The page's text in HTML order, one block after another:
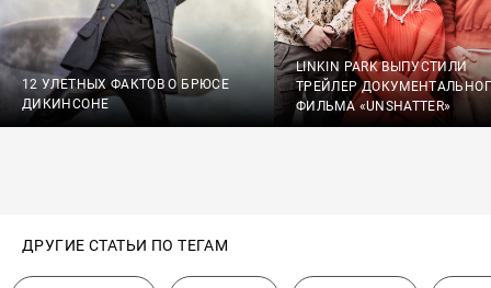
12 УЛЕТНЫХ ФАКТОВ О БРЮСЕ
ДИКИНСОНЕ
LINKIN PARK ВЫПУСТИЛИ
ТРЕЙЛЕР
ФИЛЬМА «UNSHATTER»
ДРУГИЕ СТАТЬИ ПО ТЕГАМ